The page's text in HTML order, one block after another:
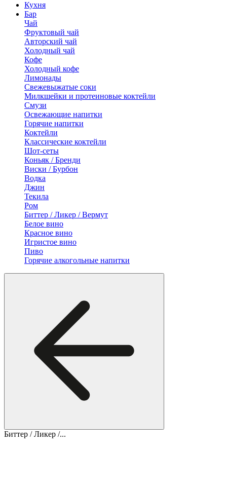
Кухня
Бар
Чай
Фруктовый чай
Авторский чай
Холодный чай
Кофе
Холодный кофе
Лимонады
Свежевыжатые соки
Милкшейки и протеиновые коктейли
Смузи
Освежающие напитки
Горячие напитки
Коктейли
Классические коктейли
Шот-сеты
Коньяк / Бренди
Виски / Бурбон
Водка
Джин
Текила
Ром
Биттер / Ликер / Вермут
Белое вино
Красное вино
Игристое вино
Пиво
Горячие алкогольные напитки
Биттер / Ликер /...